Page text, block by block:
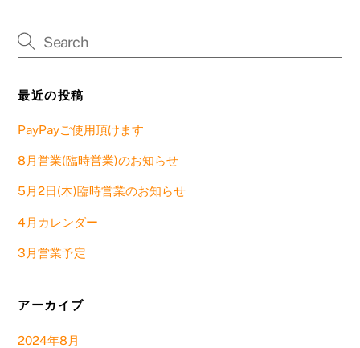
最近の投稿
PayPayご使用頂けます
8月営業(臨時営業)のお知らせ
5月2日(木)臨時営業のお知らせ
4月カレンダー
3月営業予定
アーカイブ
2024年8月